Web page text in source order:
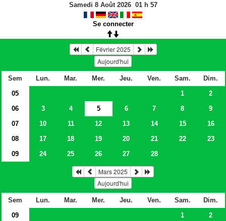
Samedi 8 Août 2026 01h 57
Se connecter
Février 2025
Aujourd'hui
Sem Lun. Mar. Mer. Jeu. Ven. Sam.
Dim.
05
1
2
06
3 4 5 6 7 8
9
07
10 11 12 13 14 15
16
08
17 18 19 20 21 22
23
09
24 25 26 27 28
Mars 2025
Aujourd'hui
Sem Lun. Mar. Mer. Jeu. Ven. Sam.
Dim.
09
1
2